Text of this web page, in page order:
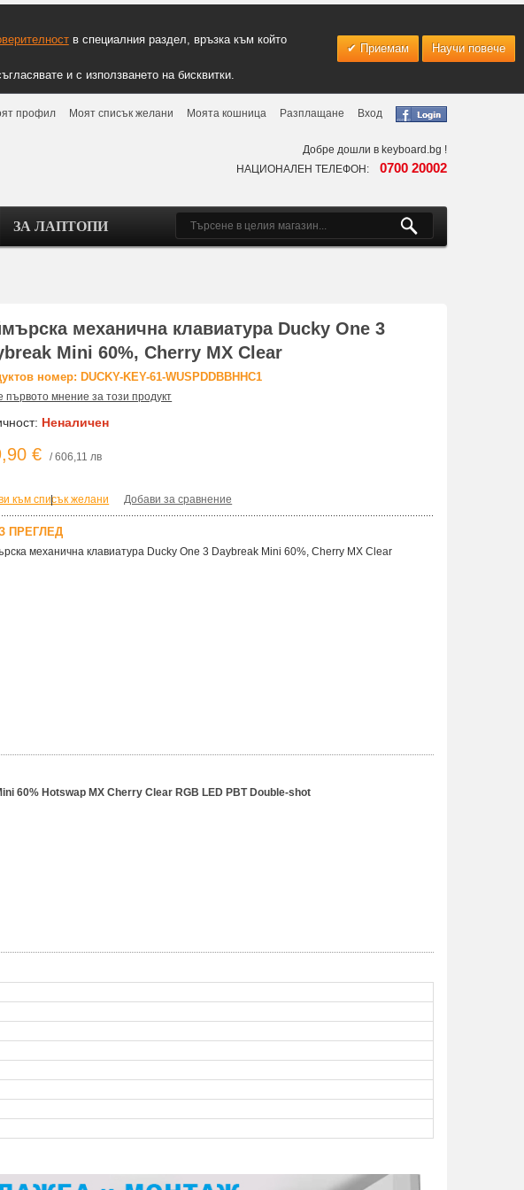
в специалния раздел, връзка към който
и с използването на бисквитки.
Приемам Научи повече
профил Моят списък желани Моята кошница Разплащане Вход
Добре дошли в keyboard.bg !
НАЦИОНАЛЕН ТЕЛЕФОН: 0700 20002
ЗА ЛАПТОПИ
механична клавиатура Ducky One 3
Mini 60%, Cherry MX Clear
номер: DUCKY-KEY-61-WUSPDDBBHHC1
първото мнение за този продукт
Неналичен
€ / 606,11 лв
към списък желани
| Добави за сравнение
ПРЕГЛЕД
механична клавиатура Ducky One 3 Daybreak Mini 60%, Cherry MX Clear
60% Hotswap MX Cherry Clear RGB LED PBT Double-shot